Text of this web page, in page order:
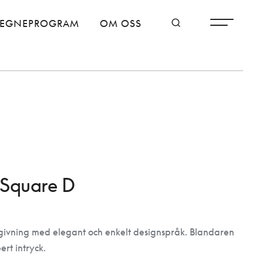
OM OSS
D
med elegant och enkelt designspråk. Blandaren
intryck.